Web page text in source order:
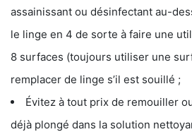
assainissant ou désinfectant au-
le linge en 4 de sorte à faire une
8 surfaces (toujours utiliser une
remplacer de linge s’il est souillé ;
Évitez à tout prix de remouiller
déjà plongé dans la solution